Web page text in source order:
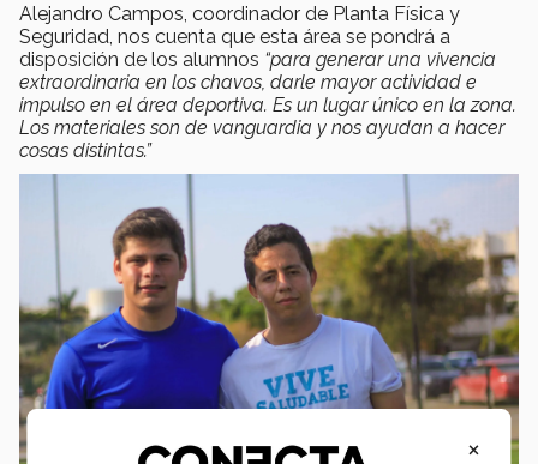
Alejandro Campos, coordinador de Planta Física y
Seguridad, nos cuenta que esta área se pondrá a
disposición de los alumnos “para generar una vivencia
extraordinaria en los chavos, darle mayor actividad e
impulso en el área deportiva. Es un lugar único en la zona.
Los materiales son de vanguardia y nos ayudan a hacer
cosas distintas.”
×